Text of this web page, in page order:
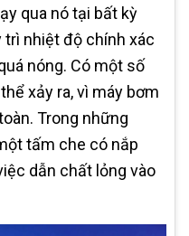
qua nó tại bất kỳ
trì nhiệt độ chính xác
nóng. Có một số
xảy ra, vì máy bơm
Trong những
tấm che có nắp
dẫn chất lỏng vào